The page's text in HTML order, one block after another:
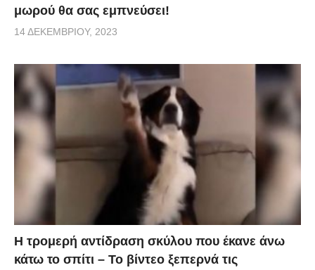
μωρού θα σας εμπνεύσει!
14 ΔΕΚΕΜΒΡΊΟΥ, 2023
Η τρομερή αντίδραση σκύλου που έκανε άνω
κάτω το σπίτι – Το βίντεο ξεπερνά τις